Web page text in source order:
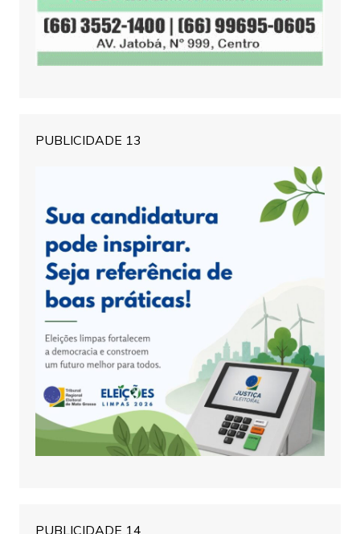
PUBLICIDADE 13
PUBLICIDADE 14